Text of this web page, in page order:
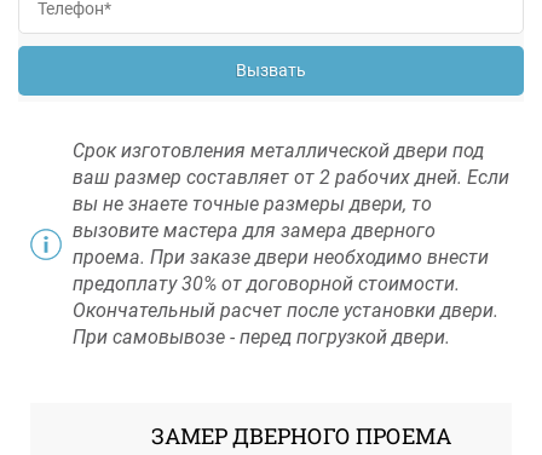
Вызвать
Срок изготовления металлической двери под
ваш размер составляет от 2 рабочих дней. Если
вы не знаете точные размеры двери, то
вызовите мастера для замера дверного
проема. При заказе двери необходимо внести
предоплату 30% от договорной стоимости.
Окончательный расчет после установки двери.
При самовывозе - перед погрузкой двери.
ЗАМЕР ДВЕРНОГО ПРОЕМА